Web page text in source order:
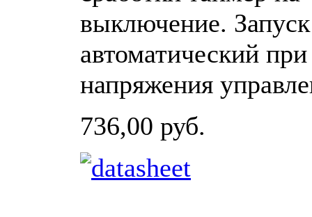
выключение. Запуск
автоматический
напряжения
736,00 руб.